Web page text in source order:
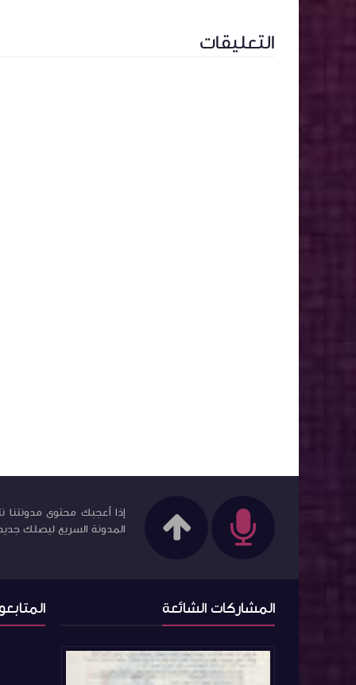
التعليقات
إذا أعجبك محتوى مدونتنا
المدونة السريع ليصلك
المشاركات الشائعة